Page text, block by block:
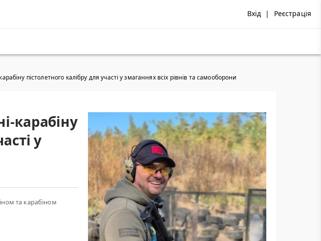
Вхід | Реєстрація
пістолетного калібру для участі у змаганнях всіх рівнів та самооборони
карабіну
у
та карабіном